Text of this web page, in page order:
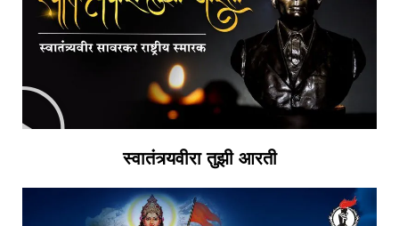
स्वातंत्र्यवीरा तुझी आरती